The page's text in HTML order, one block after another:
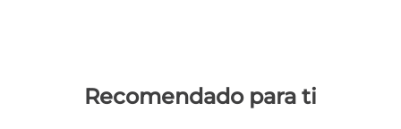
Recomendado para ti